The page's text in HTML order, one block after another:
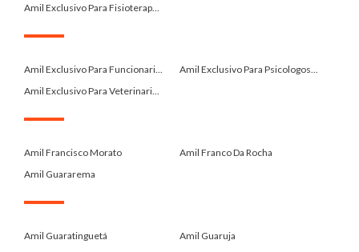
Amil Exclusivo Para Fisioterap...
Amil Exclusivo Para Funcionari...
Amil Exclusivo Para Psicologos...
Amil Exclusivo Para Veterinari...
Amil Francisco Morato
Amil Franco Da Rocha
Amil Guararema
Amil Guaratinguetá
Amil Guaruja